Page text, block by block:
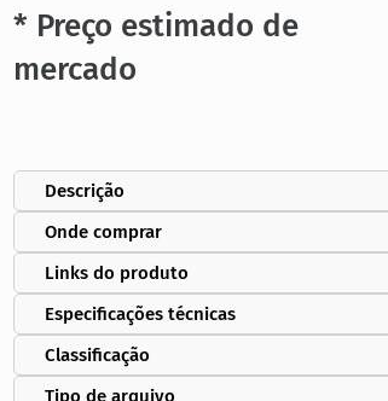
* Preço estimado de
mercado
Descrição
Onde comprar
Links do produto
Especificações técnicas
Classificação
Tipo de arquivo